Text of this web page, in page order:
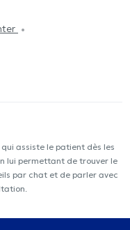
assiste le patient dès les
lui permettant de trouver le
par chat et de parler avec